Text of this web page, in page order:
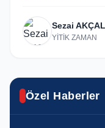
Sezai
YİTİK ZAMAN
Özel Haberler
ASAYIŞ
ilgi
SIYASET
Yeni Parti’de